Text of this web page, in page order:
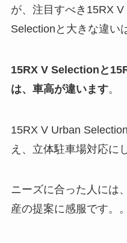
が、注目すべき15RX
Selectionと大きな違い
15RX V Selectionと
は、車高が違います。
15RX V Urban
え、立体駐車場対応に
ニーズに合った人には
産の提案に感服です。。